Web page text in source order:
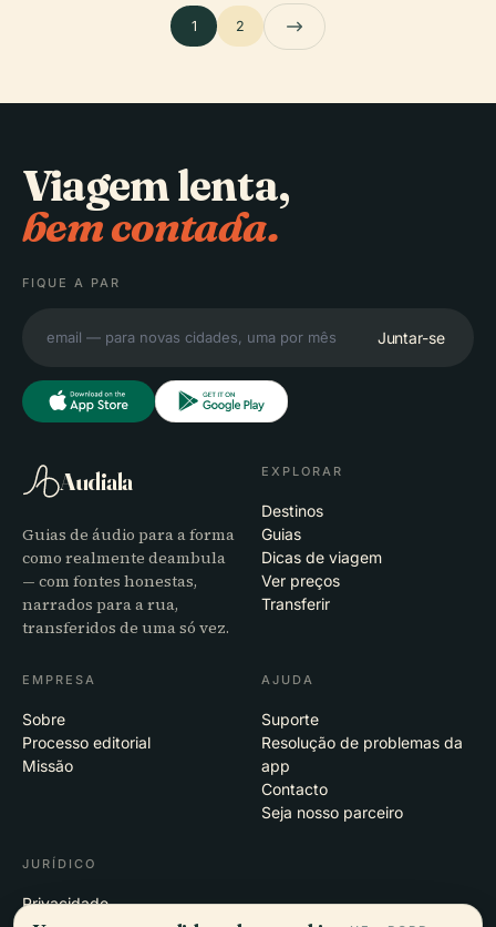
1 2
Viagem lenta,
bem contada.
FIQUE A PAR
Juntar-se
Audiala
Guias de áudio para a forma
como realmente deambula
— com fontes honestas,
narrados para a rua,
transferidos de uma só vez.
EXPLORAR
Destinos
Guias
Dicas de viagem
Ver preços
Transferir
EMPRESA
Sobre
Processo editorial
Missão
AJUDA
Suporte
Resolução de problemas da
app
Contacto
Seja nosso parceiro
JURÍDICO
Privacidade